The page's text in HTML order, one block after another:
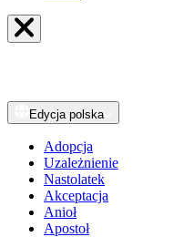
Edycja polska
Adopcja
Uzależnienie
Nastolatek
Akceptacja
Anioł
Apostoł